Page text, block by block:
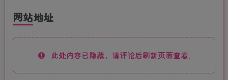
网站地址
此处内容已隐藏，请评论后刷新页面查看.